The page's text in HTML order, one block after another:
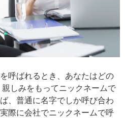
呼ばれるとき、あなたはどの
しみをもってニックネームで
、普通に名字でしか呼び合わ
際に会社でニックネームで呼